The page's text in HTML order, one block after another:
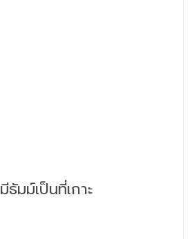
มีธัมม์เป็นที่พึ่ง มีธัมม์เป็นที่เกาะ